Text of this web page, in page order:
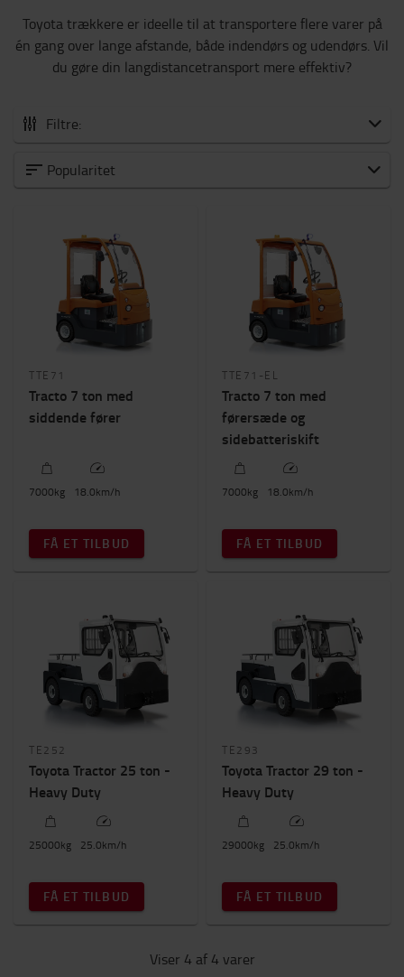
Toyota trækkere er ideelle til at transportere flere varer på
én gang over lange afstande, både indendørs og udendørs. Vil
du gøre din langdistancetransport mere effektiv?
Filtre:
Alle Trækkere
Hvilken anvendelse?
Udendørs(4)
Produktion(4)
Lufthavn(4)
Lagerhaller
Kapacitet
29000kg
Antal hjul
4 (2)
Popularitet
TTE71
Tracto 7 ton med
siddende fører
7000kg 18.0km/h
FÅ ET TILBUD
TTE71-EL
Tracto 7 ton med
førersæde og
sidebatteriskift
7000kg 18.0km/h
FÅ ET TILBUD
TE252
Toyota Tractor 25 ton -
Heavy Duty
25000kg 25.0km/h
FÅ ET TILBUD
TE293
Toyota Tractor 29 ton -
Heavy Duty
29000kg 25.0km/h
FÅ ET TILBUD
Viser 4 af 4 varer